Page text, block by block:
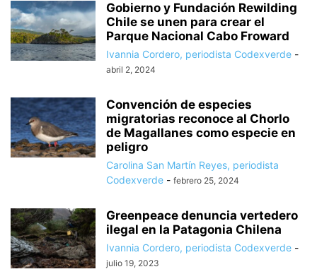
Gobierno y Fundación Rewilding
Chile se unen para crear el
Parque Nacional Cabo Froward
Ivannia Cordero, periodista Codexverde -
abril 2, 2024
Convención de especies
migratorias reconoce al Chorlo
de Magallanes como especie en
peligro
Carolina San Martín Reyes, periodista
Codexverde - febrero 25, 2024
Greenpeace denuncia vertedero
ilegal en la Patagonia Chilena
Ivannia Cordero, periodista Codexverde -
julio 19, 2023